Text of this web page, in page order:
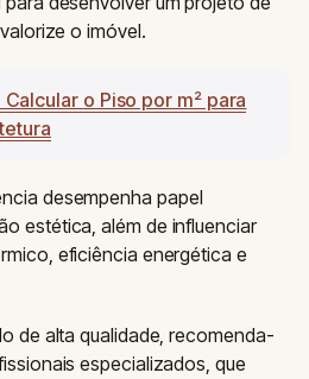
o imóvel.
o Piso por m² para
desempenha papel
estética, além de influenciar
eficiência energética e
de alta qualidade, recomenda-
especializados, que